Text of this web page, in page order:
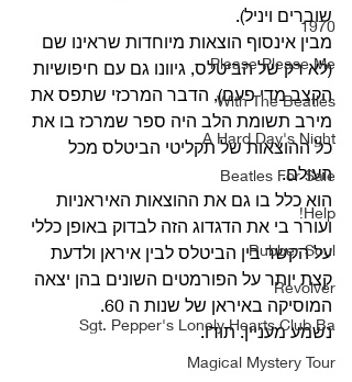
1970
Please Please Me
With The Beatles
A Hard Day's Night
Beatles For Sale
Help!
Rubber Soul
Revolver
Sgt. Pepper's Lonely Hearts Club Ba
Magical Mystery Tour
שוברים ויניל).
מבין אינסוף הוצאות מיוחדות שראינו שם
(לא רק של הביטלס, גיוונו גם עם חיפושיות
הקצב מדי פעם), הדבר המרכזי שתפס את
מירב תשומת הלב היה ספר שמרכז בו את
כל ההוצאות של תקליטי הביטלס מכל
העולם.
הוא כלל בו גם את ההוצאות האיראניות
ועורר בי את הדגדוג הזה לבדוק באופן כללי
על הקשר בין הביטלס לבין איראן ולדעת
קצת יותר על הפורמטים השונים בהן יצאה
המוסיקה באיראן של שנות ה 60.
נשמע מעניין. תודו.